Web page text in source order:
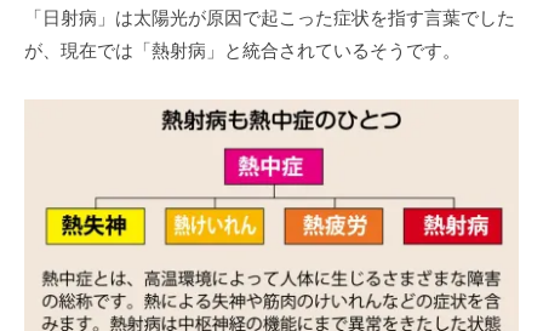
「日射病」は太陽光が原因で起こった症状を指す言葉でした
が、現在では「熱射病」と統合されているそうです。